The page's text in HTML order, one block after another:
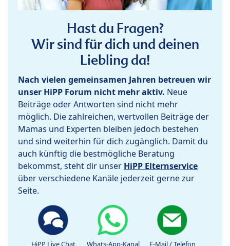
Hast du Fragen?
Wir sind für dich und deinen
Liebling da!
Nach vielen gemeinsamen Jahren betreuen wir
unser HiPP Forum nicht mehr aktiv. Neue
Beiträge oder Antworten sind nicht mehr
möglich. Die zahlreichen, wertvollen Beiträge der
Mamas und Experten bleiben jedoch bestehen
und sind weiterhin für dich zugänglich. Damit du
auch künftig die bestmögliche Beratung
bekommst, steht dir unser HiPP Elternservice
über verschiedene Kanäle jederzeit gerne zur
Seite.
HiPP Live Chat Whats-App-Kanal E-Mail / Telefon